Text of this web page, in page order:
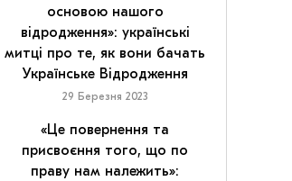
основою нашого
відродження»: українські
митці про те, як вони бачать
Українське Відродження
29 Березня 2023
«Це повернення та
присвоєння того, що по
праву нам належить»: